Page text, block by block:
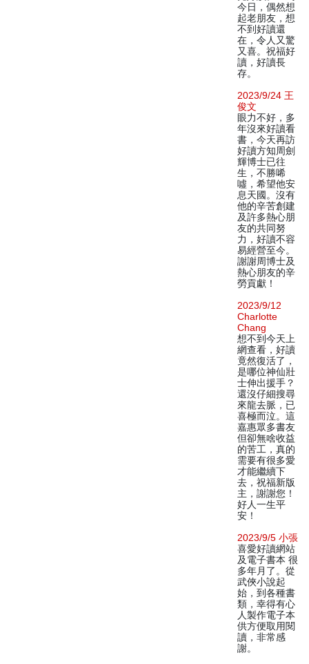
今日，偶然想
起老朋友，想
不到好讀還
在，令人又驚
又喜。祝福好
讀，好讀長
存。
2023/9/24 王
俊文
眼力不好，多
年沒來好讀看
書，今天再訪
好讀方知周劍
輝博士已往
生，不勝唏
噓，希望他安
息天國。沒有
他的辛苦創建
及許多熱心朋
友的共同努
力，好讀不容
易經營至今。
謝謝周博士及
熱心朋友的辛
勞貢獻！
2023/9/12
Charlotte
Chang
想不到今天上
網查看，好讀
竟然復活了，
是哪位神仙壯
士伸出援手？
還沒仔細搜尋
來龍去脈，已
喜極而泣。這
嘉惠眾多書友
但卻無啥收益
的苦工，真的
需要有很多愛
才能繼續下
去，祝福新版
主，謝謝您！
好人一生平
安！
2023/9/5 小張
喜愛好讀網站
及電子書本 很
多年月了。從
武俠小說起
始，到各種書
類，幸得有心
人製作電子本
供方便取用閱
讀，非常感
謝。